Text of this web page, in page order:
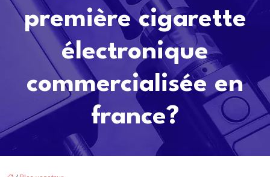
première cigarette
électronique
commercialisée en
france?